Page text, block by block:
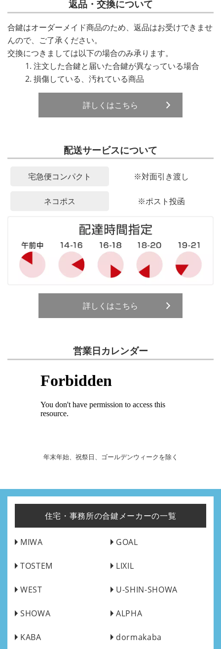
返品・交換について
合鍵はオーダーメイド商品のため、返品はお受けできませ
んので、ご了承ください。
交換につきましては以下の場合のみ承ります。
注文した合鍵と届いた合鍵が異なっている場合
損傷している、汚れている商品
詳しくはこちら
配送サービスについて
宅急便コンパクト ※対面引き渡し
ネコポス ※ポスト投函
詳しくはこちら
営業日カレンダー
年末年始、祝祭日、ゴールデンウィークを除く
住宅・事務所の合鍵メーカーの一覧
MIWA GOAL
TOSTEM LIXIL
WEST U-SHIN-SHOWA
SHOWA ALPHA
KABA dormakaba